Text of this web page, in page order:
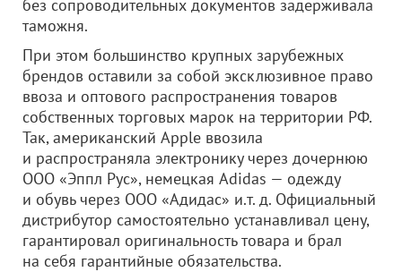
без сопроводительных документов задерживала
таможня.
При этом большинство крупных зарубежных
брендов оставили за собой эксклюзивное право
ввоза и оптового распространения товаров
собственных торговых марок на территории РФ.
Так, американский Apple ввозила
и распространяла электронику через дочернюю
ООО «Эппл Рус», немецкая Adidas — одежду
и обувь через ООО «Адидас» и.т. д. Официальный
дистрибутор самостоятельно устанавливал цену,
гарантировал оригинальность товара и брал
на себя гарантийные обязательства.